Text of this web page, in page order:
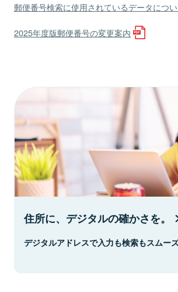
郵便番号検索に使用されているデータにつ
2025年度版郵便番号の変更案内
住所に、デジタルの確かさを。
デジタルアドレスで入力も検索もスムーズ